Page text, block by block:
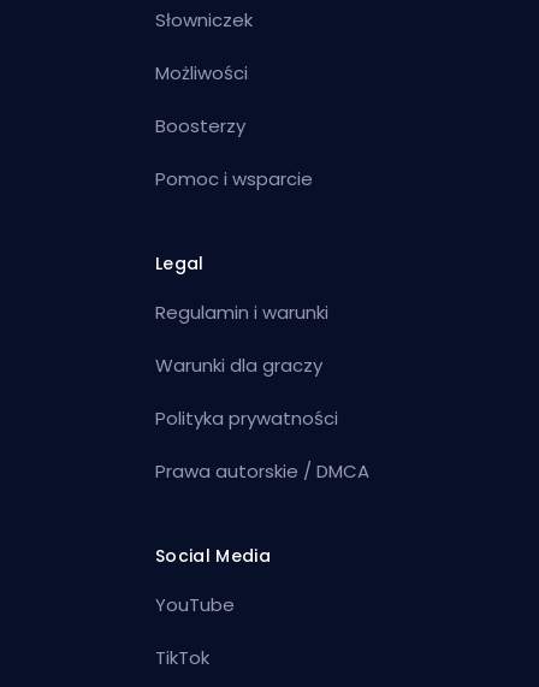
Słowniczek
Możliwości
Boosterzy
Pomoc i wsparcie
Legal
Regulamin i warunki
Warunki dla graczy
Polityka prywatności
Prawa autorskie / DMCA
Social Media
YouTube
TikTok